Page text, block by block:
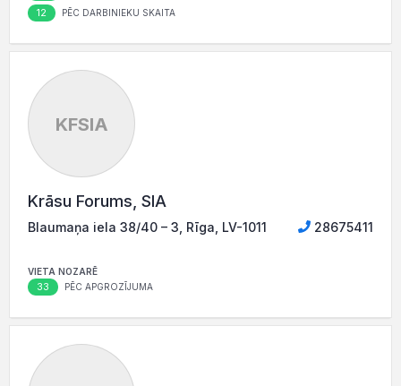
12 PĒC DARBINIEKU SKAITA
KFSIA
Krāsu Forums, SIA
Blaumaņa iela 38/40 – 3, Rīga, LV-1011 28675411
VIETA NOZARĒ
33 PĒC APGROZĪJUMA